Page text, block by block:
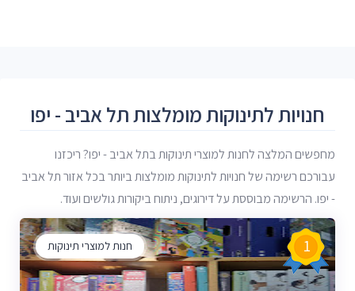
חנויות לתינוקות מומלצות תל אביב - יפו
מחפשים המלצה לחנות למוצרי תינוקות בתל אביב - יפו? ריכזנו
עבורכם רשימה של חנויות לתינוקות מומלצות ביותר בכל אזור תל אביב
- יפו. הרשימה מבוססת על דירוגים, ניתוח ביקורות גולשים ועוד.
חנות למוצרי תינוקות 1